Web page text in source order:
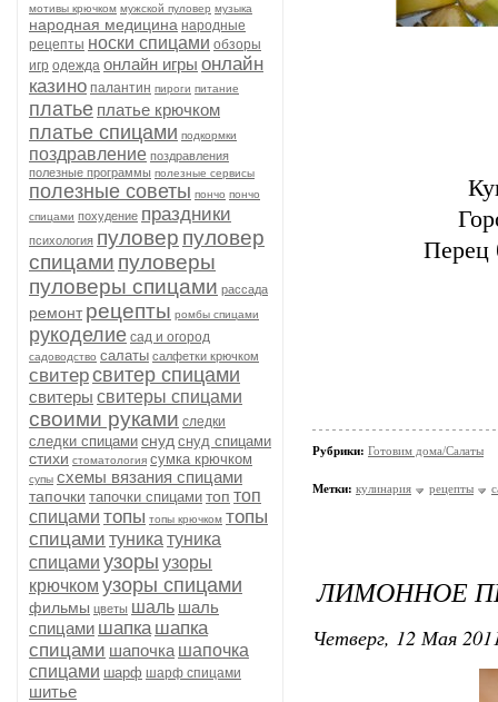
мотивы крючком мужской пуловер музыка
народная медицина народные
рецепты носки спицами обзоры
игр одежда онлайн игры онлайн
казино палантин пироги питание
платье платье крючком
платье спицами подкормки
поздравление поздравления
полезные программы полезные сервисы
полезные советы пончо пончо
спицами похудение праздники
психология пуловер пуловер
спицами пуловеры
пуловеры спицами рассада
ремонт рецепты ромбы спицами
рукоделие сад и огород
садоводство салаты салфетки крючком
свитерсвитер спицами
свитеры свитеры спицами
своими руками следки
следки спицами снуд снуд спицами
стихи стоматология сумка крючком
супы схемы вязания спицами
тапочки тапочки спицами топ топ
спицами топы топы крючком топы
спицами туника туника
спицами узоры узоры
крючком узоры спицами
фильмы цветы шаль шаль
спицами шапка шапка
спицами шапочка шапочка
спицами шарф шарф спицами
шитье
Перец
Рубрики: Готовим дома/Салаты
Метки: кулинария рецепты
ЛИМОННОЕ
Четверг, 12 Мая